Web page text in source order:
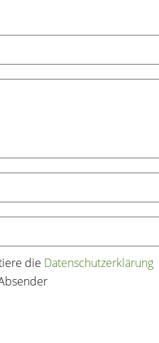
die Datenschutz­erklärung